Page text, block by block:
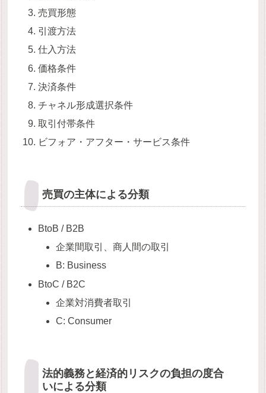
売買形態
引渡方法
仕入方法
価格条件
決済条件
チャネル形成選択条件
取引付帯条件
ビフォア・アフター・サービス条件
売買の主体による分類
BtoB / B2B
企業間取引、商人間の取引
B: Business
BtoC / B2C
企業対消費者取引
C: Consumer
法的義務と経済的リスクの負担の度合
いによる分類